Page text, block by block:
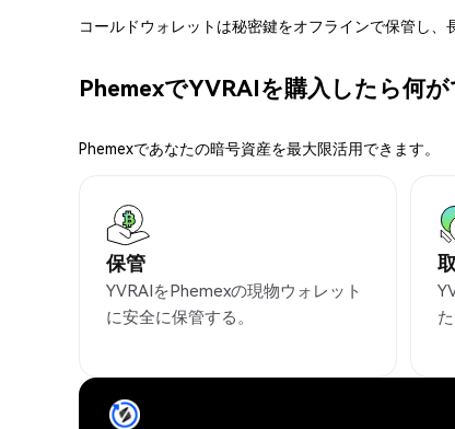
コールドウォレットは秘密鍵をオフラインで保管し
PhemexでYVRAIを購入したら何
Phemexであなたの暗号資産を最大限活用できます。
保管
YVRAIをPhemexの現物ウォレット
に安全に保管する。